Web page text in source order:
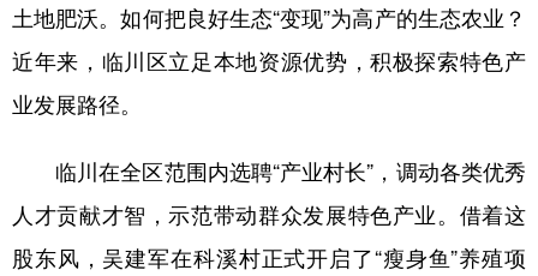
四川 贵州 云南 西藏
陕西 甘肃 青海 宁夏
新疆
多语种频道
English Español Français عربى
土地肥沃。如何把良好生态“变现”为高产的生态农业？
近年来，临川区立足本地资源优势，积极探索特色产
业发展路径。
临川在全区范围内选聘“产业村长”，调动各类优秀
人才贡献才智，示范带动群众发展特色产业。借着这
股东风，吴建军在科溪村正式开启了“瘦身鱼”养殖项